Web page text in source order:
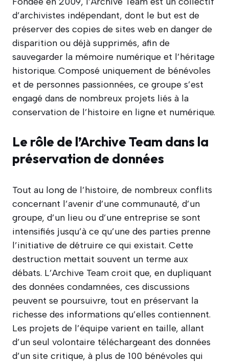
d’archivistes indépendant, dont le but est de
préserver des copies de sites web en danger de
disparition ou déjà supprimés, afin de
sauvegarder la mémoire numérique et l’héritage
historique. Composé uniquement de bénévoles
et de personnes passionnées, ce groupe s’est
engagé dans de nombreux projets liés à la
conservation de l’histoire en ligne et numérique.
Le rôle de l’Archive Team dans la
préservation de données
Tout au long de l’histoire, de nombreux conflits
concernant l’avenir d’une communauté, d’un
groupe, d’un lieu ou d’une entreprise se sont
intensifiés jusqu’à ce qu’une des parties prenne
l’initiative de détruire ce qui existait. Cette
destruction mettait souvent un terme aux
débats. L’Archive Team croit que, en dupliquant
des données condamnées, ces discussions
peuvent se poursuivre, tout en préservant la
richesse des informations qu’elles contiennent.
Les projets de l’équipe varient en taille, allant
d’un seul volontaire téléchargeant des données
d’un site critique, à plus de 100 bénévoles qui